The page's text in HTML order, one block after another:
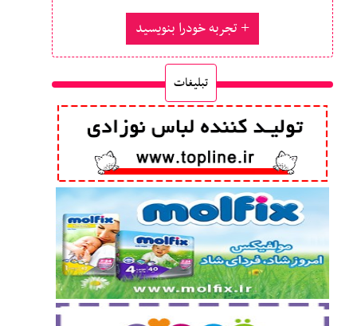
تجربه خودرا بنویسید
تبلیغات